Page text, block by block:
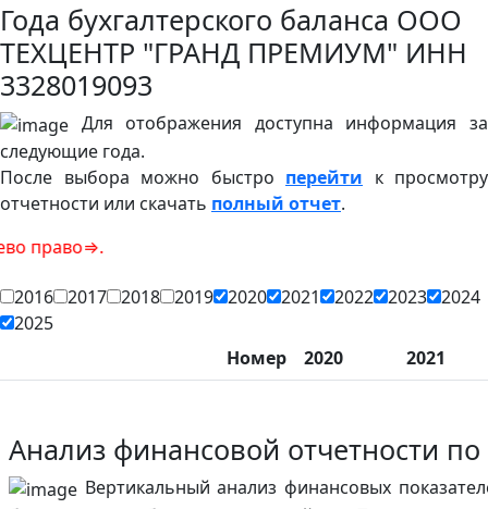
Года бухгалтерского баланса ООО
ТЕХЦЕНТР "ГРАНД ПРЕМИУМ" ИНН
3328019093
Для отображения доступна информация за
следующие года.
После выбора можно быстро перейти к просмотру
отчетности или скачать полный отчет.
2016 2017 2018 2019 2020 2021 2022 2023 2024
2025
Номер
2020 2021
Анализ финансовой отчетности
Вертикальный анализ финансовых